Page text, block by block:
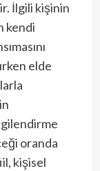
İlgili kişinin
kendi
elde
oranda
kişisel